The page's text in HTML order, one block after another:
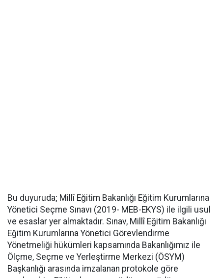
Bu duyuruda; Millî Eğitim Bakanlığı Eğitim Kurumlarına
Yönetici Seçme Sınavı (2019- MEB-EKYS) ile ilgili usul
ve esaslar yer almaktadır. Sınav, Millî Eğitim Bakanlığı
Eğitim Kurumlarına Yönetici Görevlendirme
Yönetmeliği hükümleri kapsamında Bakanlığımız ile
Ölçme, Seçme ve Yerleştirme Merkezi (ÖSYM)
Başkanlığı arasında imzalanan protokole göre